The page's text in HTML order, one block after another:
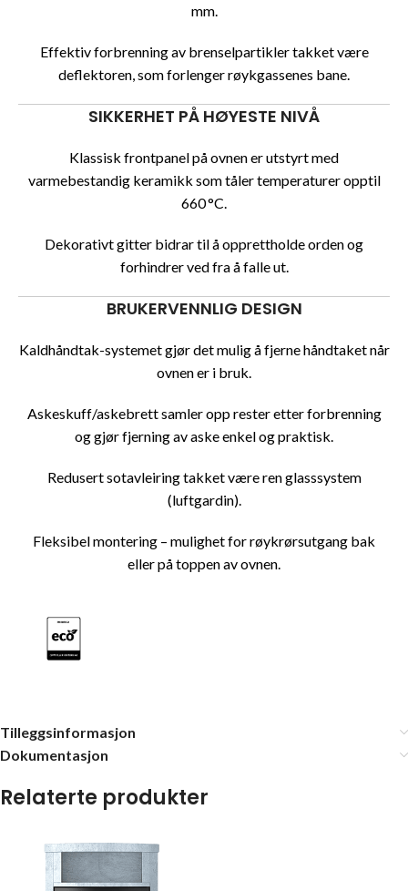
mm.
Effektiv forbrenning av brenselpartikler takket være
deflektoren, som forlenger røykgassenes bane.
SIKKERHET PÅ HØYESTE NIVÅ
Klassisk frontpanel på ovnen er utstyrt med
varmebestandig keramikk som tåler temperaturer opptil
660 °C.
Dekorativt gitter bidrar til å opprettholde orden og
forhindrer ved fra å falle ut.
BRUKERVENNLIG DESIGN
Kaldhåndtak-systemet gjør det mulig å fjerne håndtaket når
ovnen er i bruk.
Askeskuff/askebrett samler opp rester etter forbrenning
og gjør fjerning av aske enkel og praktisk.
Redusert sotavleiring takket være ren glasssystem
(luftgardin).
Fleksibel montering – mulighet for røykrørsutgang bak
eller på toppen av ovnen.
Tilleggsinformasjon
Dokumentasjon
Relaterte produkter